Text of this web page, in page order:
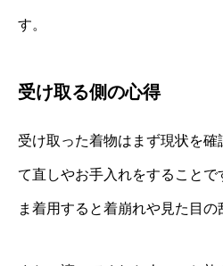
す。
受け取る側の心得
受け取った着物はまず現状を
て直しやお手入れをすることで
ま着用すると着崩れや見た目の